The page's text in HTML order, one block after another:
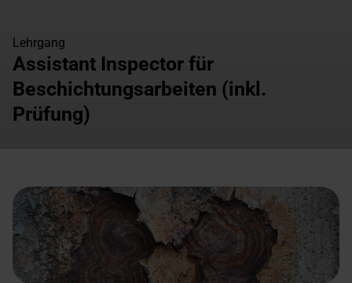
Lehrgang
Assistant Inspector für
Beschichtungsarbeiten (inkl.
Prüfung)